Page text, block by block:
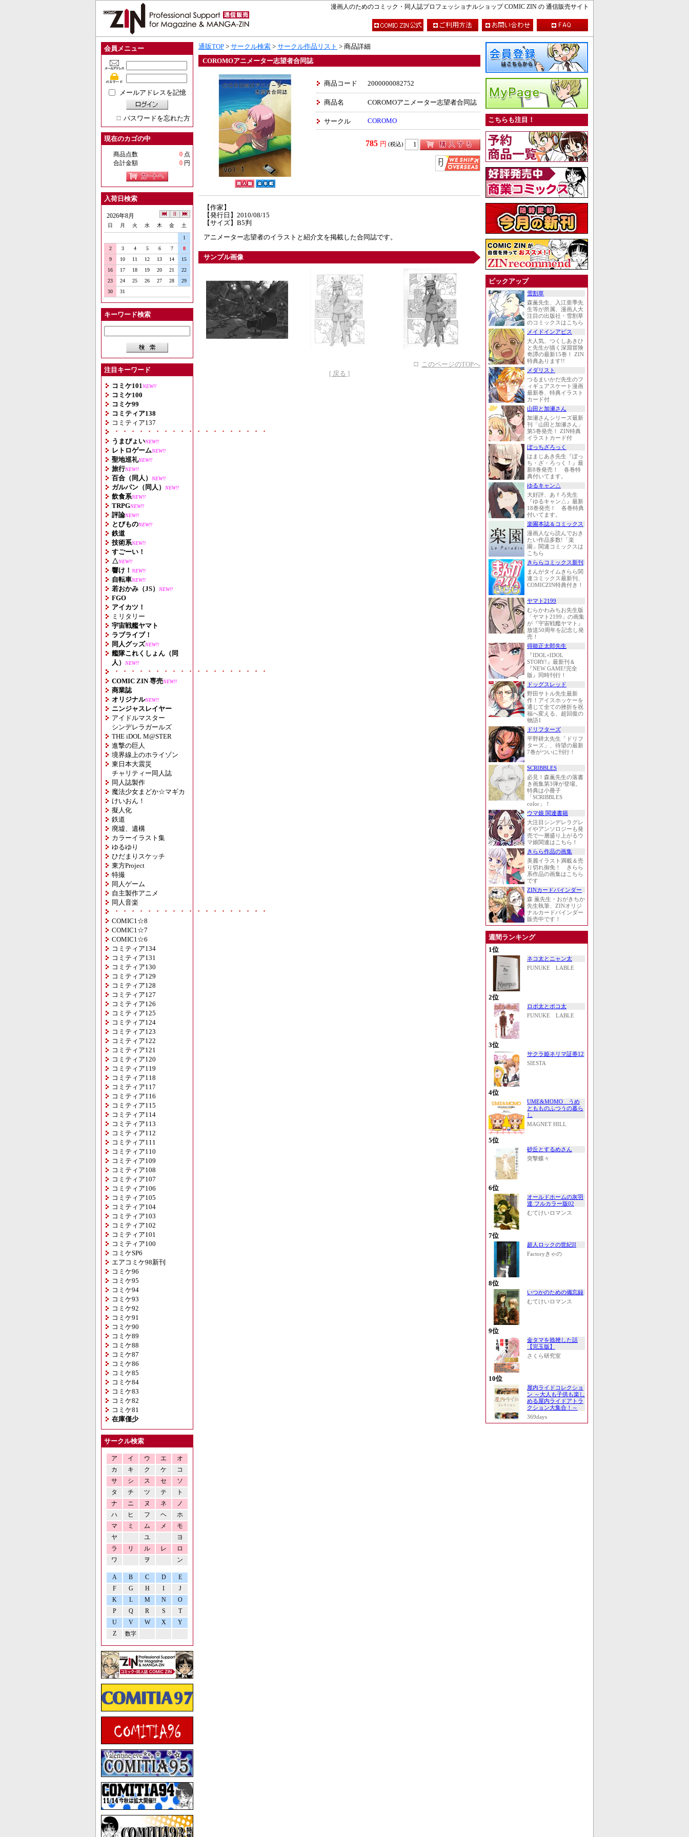
漫画人のためのコミック・同人誌プロフェッショナルショップ COMIC ZIN の 通信販売サイト
会員メニュー
メールアドレスを記憶
パスワードを忘れた方
現在のカゴの中
商品点数 0 点
合計金額
0 円
入荷日検索
2026年8月
日 月 火 水 木 金 土
1
2
3 4 5 6 7
8
9
10 11 12 13 14
15
16
17 18 19 20 21
22
23
24 25 26 27 28
29
30
31
キーワード検索
注目キーワード
コミケ101 NEW!!
コミケ100
コミケ99
コミティア138
コミティア137
・・・・・・・・・・・・・・・・・・・
うまぴょいNEW!!
レトロゲームNEW!!
聖地巡礼NEW!!
旅行NEW!!
百合（同人） NEW!!
ガルパン（同人） NEW!!
飲食系NEW!!
TRPGNEW!!
評論NEW!!
とびものNEW!!
鉄道
技術系NEW!!
すごーい！
△NEW!!
響け！ NEW!!
自転車NEW!!
若おかみ（JS） NEW!!
FGO
アイカツ！
ミリタリー
宇宙戦艦ヤマト
ラブライブ！
同人グッズNEW!!
艦隊これくしょん（同
人）
NEW!!
・・・・・・・・・・・・・・・・・・・
COMIC ZIN 専売NEW!!
商業誌
オリジナルNEW!!
ニンジャスレイヤー
アイドルマスター
シンデレラガールズ
THE iDOL M@STER
進撃の巨人
境界線上のホライゾン
東日本大震災
チャリティー同人誌
同人誌製作
魔法少女まどか☆マギカ
けいおん！
擬人化
鉄道
廃墟、遺構
カラーイラスト集
ゆるゆり
ひだまりスケッチ
東方Project
特撮
同人ゲーム
自主製作アニメ
同人音楽
・・・・・・・・・・・・・・・・・・・
COMIC1☆8
COMIC1☆7
COMIC1☆6
コミティア134
コミティア131
コミティア130
コミティア129
コミティア128
コミティア127
コミティア126
コミティア125
コミティア124
コミティア123
コミティア122
コミティア121
コミティア120
コミティア119
コミティア118
コミティア117
コミティア116
コミティア115
コミティア114
コミティア113
コミティア112
コミティア111
コミティア110
コミティア109
コミティア108
コミティア107
コミティア106
コミティア105
コミティア104
コミティア103
コミティア102
コミティア101
コミティア100
コミケSP6
エアコミケ98新刊
コミケ96
コミケ95
コミケ94
コミケ93
コミケ92
コミケ91
コミケ90
コミケ89
コミケ88
コミケ87
コミケ86
コミケ85
コミケ84
コミケ83
コミケ82
コミケ81
在庫僅少
サークル検索
ア イ ウ エ
オ
カ
キ ク ケ
コ
サ
シ ス セ
ソ
タ
チ ツ テ
ト
ナ
ニ ヌ ネ
ノ
ハ
ヒ フ ヘ
ホ
マ
ミ ム メ
モ
ヤ
ユ
ヨ
ラ
リ ル レ
ロ
ワ
ヲ ン
A B C D
E
F
G H I
J
K
L M N
O
P
Q R S
T
U
V W X
Y
Z
数字
通販TOP > サークル検索 > サークル作品リスト > 商品詳細
COROMOアニメーター志望者合同誌
商品コード 2000000082752
商品名 COROMOアニメーター志望者合同誌
サークル COROMO
785 円 (税込)
【作家】
【発行日】2010/08/15
【サイズ】B5判
アニメーター志望者のイラストと紹介文を掲載した合同誌です。
サンプル画像
このページのTOPへ
[ 戻る ]
こちらも注目！
ピックアップ
雪割草
森薫先生、入江亜季先
生等が所属、漫画人大
注目の出版社・雪割草
のコミックスはこちら
メイドインアビス
大人気、つくしあきひ
と先生が描く深淵冒険
奇譚の最新15巻！ ZIN
特典あります!!
メダリスト
つるまいかだ先生のフ
ィギュアスケート漫画
最新巻、特典イラスト
カード付
山田と加瀬さん
加瀬さんシリーズ最新
刊「山田と加瀬さん」
第5巻発売！ ZIN特典
イラストカード付
ぼっちざろっく
はまじあき先生『ぼっ
ち・ざ・ろっく！』最
新8巻発売！ 各巻特
典付いてます。
ゆるキャン△
大好評、あｆろ先生
『ゆるキャン△』最新
18巻発売！ 各巻特典
付いてます。
楽園本誌＆コミックス
漫画人なら読んでおき
たい作品多数!「楽
園」関連コミックスは
こちら
きららコミックス新刊
まんがタイムきらら関
連コミックス最新刊、
COMICZIN特典付き！
ヤマト2199
むらかわみちお先生版
「ヤマト2199」の画集
が『宇宙戦艦ヤマト』
放送50周年を記念し発
売！
得能正太郎先生
『IDOL×IDOL
STORY!』最新刊＆
『NEW GAME!完全
版』同時刊行！
ドッグスレッド
野田サトル先生最新
作！アイスホッケーを
通じて全ての挫折を祝
福へ変える、超回復の
物語1
ドリフターズ
平野耕太先生「ドリフ
ターズ」、待望の最新
7巻がついに刊行！
SCRIBBLES
必見！森薫先生の落書
き画集第3弾が登場。
特典は小冊子
「SCRIBBLES
color」！
ウマ娘 関連書籍
大注目シンデレラグレ
イやアンソロジーも発
売で一層盛り上がるウ
マ娘関連はこちら！
きらら作品の画集
美麗イラスト満載＆売
り切れ御免！ きらら
系作品の画集はこちら
です
ZINカードバインダー
森 薫先生・おがきちか
先生執筆、ZINオリジ
ナルカードバインダー
販売中です！
週間ランキング
1位
ネコ太とニャン太
FUNUKE LABLE
2位
ロボ太とポコ太
FUNUKE LABLE
3位
サクラ姫ネリマ証券12
SIESTA
4位
UME&MOMO うめ
ともものふつうの暮ら
し
MAGNET HILL
5位
砂丘とするめさん
突撃蝶々
6位
オールドホームの灰羽
達 フルカラー版02
むてけいロマンス
7位
超人ロックの世紀II
Factoryきゃの
8位
いつかのための備忘録
むてけいロマンス
9位
金タマを捻挫した話
【完玉版】
さくら研究室
10位
屋内ライドコレクショ
ン ～大人も子供も楽し
める屋内ライドアトラ
クション大集合！～
369days